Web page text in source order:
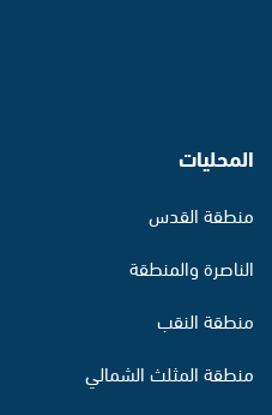
المحليات
منطقة القدس
الناصرة والمنطقة
منطقة النقب
منطقة المثلث الشمالي